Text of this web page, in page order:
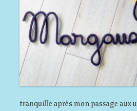
tranquille après mon passage aux